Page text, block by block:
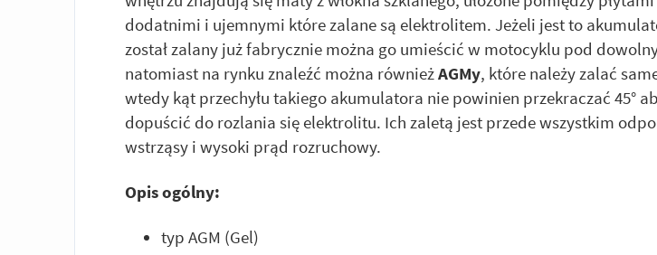
dodatnimi i ujemnymi które zalane są elektrolitem. Jeżeli jest to
został zalany już fabrycznie można go umieścić w motocyklu pod
natomiast na rynku znaleźć można równieżAGMy, które należy zalać
wtedy kąt przechyłu takiego akumulatora nie powinien przekraczać 45°
dopuścić do rozlania się elektrolitu. Ich zaletą jest przede wszystkim
wstrząsy i wysoki prąd rozruchowy.
Opis ogólny:
typ AGM (Gel)